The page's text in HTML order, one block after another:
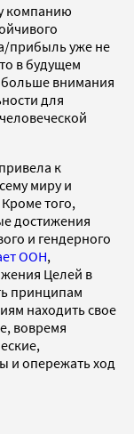
компанию
прибыль уже не
в будущем
внимания
для
к
миру и
того,
достижения
и гендерного
ООН,
Целей в
принципам
находить свое
вовремя
и опережать ход